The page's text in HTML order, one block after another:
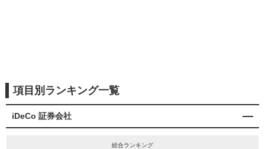
項目別ランキング一覧
iDeCo 証券会社
総合ランキング